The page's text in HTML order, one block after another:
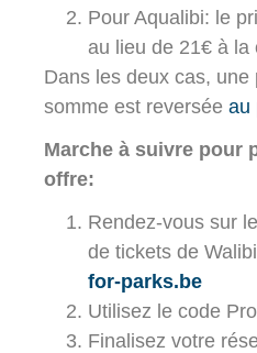
Pour Aqualibi: le
au lieu de 21€ à la
Dans les deux cas, une
somme est reversée au
Marche à suivre pour
offre:
Rendez-vous sur
de tickets de
for-parks.be
Utilisez le code
Finalisez votre